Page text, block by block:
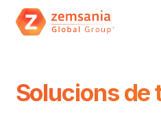
Solucions de